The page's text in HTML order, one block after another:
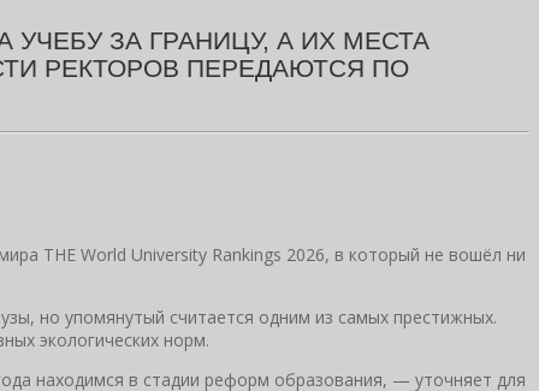
ЗА ГРАНИЦУ, А ИХ МЕСТА
РЕКТОРОВ ПЕРЕДАЮТСЯ ПО
THE World University Rankings 2026, в который не вошёл ни
но упомянутый считается одним из самых престижных.
экологических норм.
находимся в стадии реформ образования, — уточняет для